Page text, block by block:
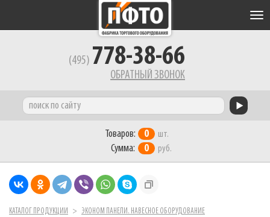
(495) 778-38-66
ОБРАТНЫЙ ЗВОНОК
Товаров: 0 шт.
Сумма: 0 руб.
КАТАЛОГ ПРОДУКЦИИ
ЭКОНОМ ПАНЕЛИ. НАВЕСНОЕ ОБОРУДОВАНИЕ